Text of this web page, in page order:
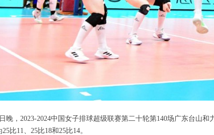
，2023-2024中国女子排球超级联赛第二十轮第140场广东台山
比11、25比18和25比14。